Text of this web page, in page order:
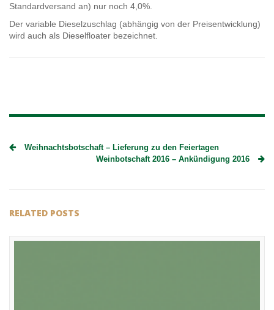
Standardversand an) nur noch 4,0%.
Der variable Dieselzuschlag (abhängig von der Preisentwicklung)
wird auch als Dieselfloater bezeichnet.
Weihnachtsbotschaft – Lieferung zu den Feiertagen
Weinbotschaft 2016 – Ankündigung 2016
RELATED POSTS